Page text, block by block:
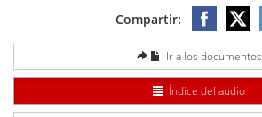
Compartir:
Ir a los documentos
Índice del audio